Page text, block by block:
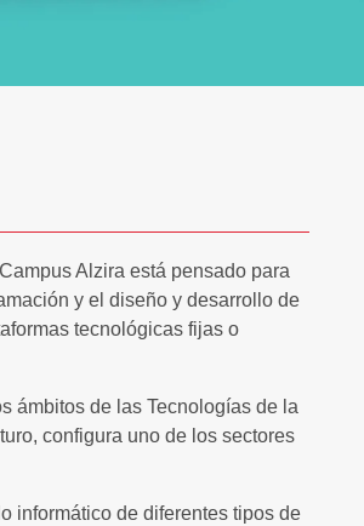
Alzira está pensado para
y el diseño y desarrollo de
tecnológicas fijas o
ámbitos de las Tecnologías de la
configura uno de los sectores
informático de diferentes tipos de